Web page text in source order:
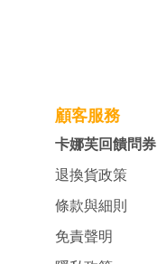
顧客服務
卡娜芙回饋問券
退換貨政策
條款與細則
免責聲明